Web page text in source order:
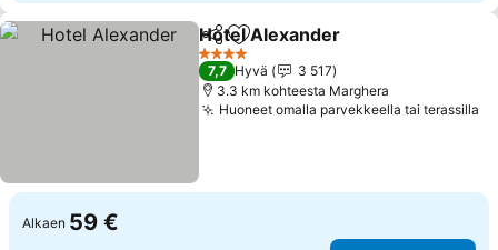
Jaa Lisää suosikkeihin
Hotel Alexander
4 Tähtiluokitus
7,7 Hyvä
3 517
3.3 km kohteesta Marghera
Huoneet omalla parvekkeella tai terassilla
Alkaen 59 €